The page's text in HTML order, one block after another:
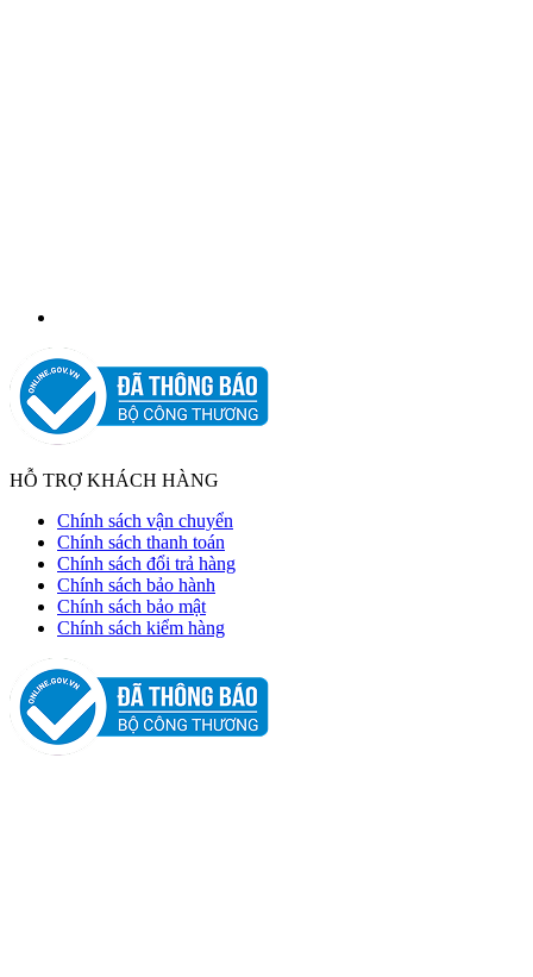
HỖ TRỢ KHÁCH HÀNG
Chính sách vận chuyển
Chính sách thanh toán
Chính sách đổi trả hàng
Chính sách bảo hành
Chính sách bảo mật
Chính sách kiểm hàng